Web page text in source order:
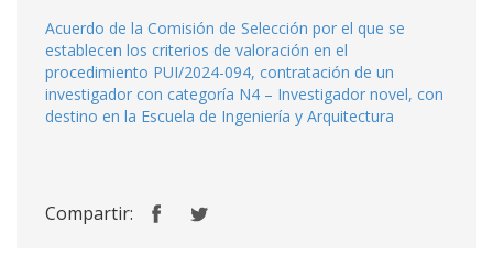
Acuerdo de la Comisión de Selección por el que se
establecen los criterios de valoración en el
procedimiento PUI/2024-094, contratación de un
investigador con categoría N4 – Investigador novel, con
destino en la Escuela de Ingeniería y Arquitectura
Compartir: